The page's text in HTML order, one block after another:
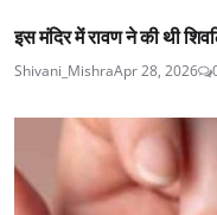
इस मंदिर में रावण ने की थी
Shivani_MishraApr 28, 2026